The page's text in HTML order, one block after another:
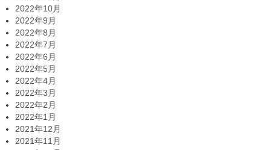
2022年10月
2022年9月
2022年8月
2022年7月
2022年6月
2022年5月
2022年4月
2022年3月
2022年2月
2022年1月
2021年12月
2021年11月